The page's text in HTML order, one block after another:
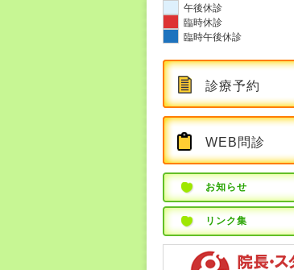
午後休診
臨時休診
臨時午後休診
診療予約
WEB問診
お知らせ
リンク集